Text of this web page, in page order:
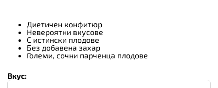
Диетичен конфитюр
Невероятни вкусове
С истински плодове
Без добавена захар
Големи, сочни парченца плодове
Вкус: